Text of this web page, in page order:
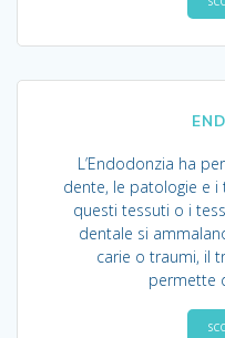
L’Endodonzia ha
dente, le patologie e
questi tessuti o i
dentale si
carie o traumi, il
permette